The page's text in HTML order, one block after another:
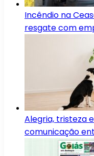
Incêndio na
resgate com
Alegria, tristeza
comunicação